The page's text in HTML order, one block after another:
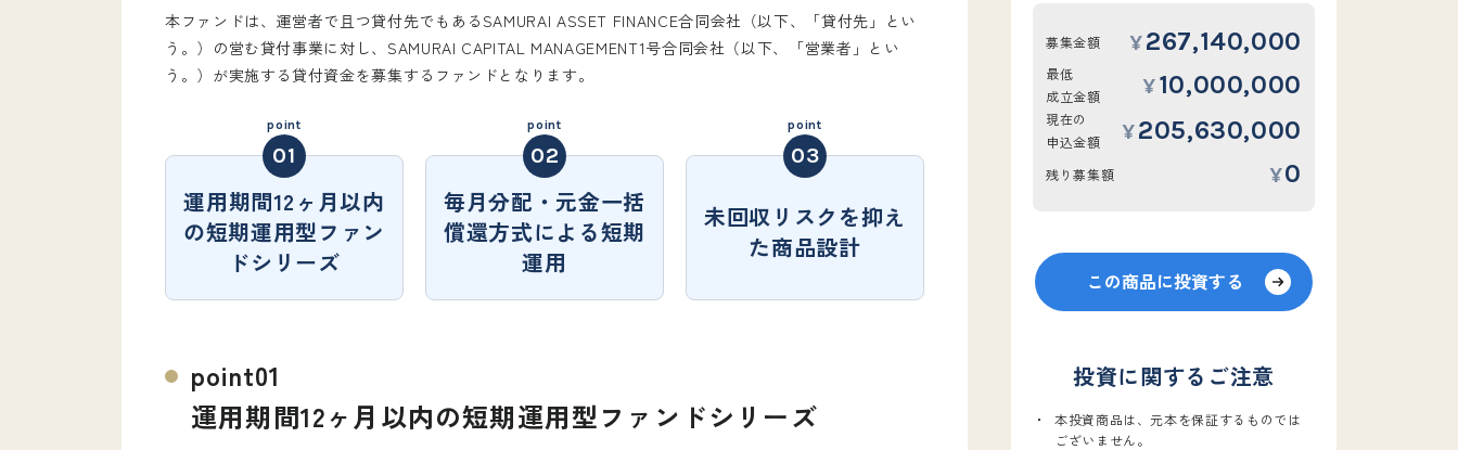
本ファンドは、運営者で且つ貸付先でもあるSAMURAI ASSET FINANCE合同会社（以下、「貸付先」とい
う。）の営む貸付事業に対し、SAMURAI CAPITAL MANAGEMENT1号合同会社（以下、「営業者」とい
う。）が実施する貸付資金を募集するファンドとなります。
運用期間12ヶ月以内
の短期運用型ファン
ドシリーズ
毎月分配・元金一括
償還方式による短期
運用
未回収リスクを抑え
た商品設計
point01
運用期間12ヶ月以内の短期運用型ファンドシリーズ
募集金額 267,140,000
最低
成立金額
10,000,000
現在の
申込金額
205,630,000
残り募集額 0
この商品に投資する
投資に関するご注意
本投資商品は、元本を保証するものでは
ございません。